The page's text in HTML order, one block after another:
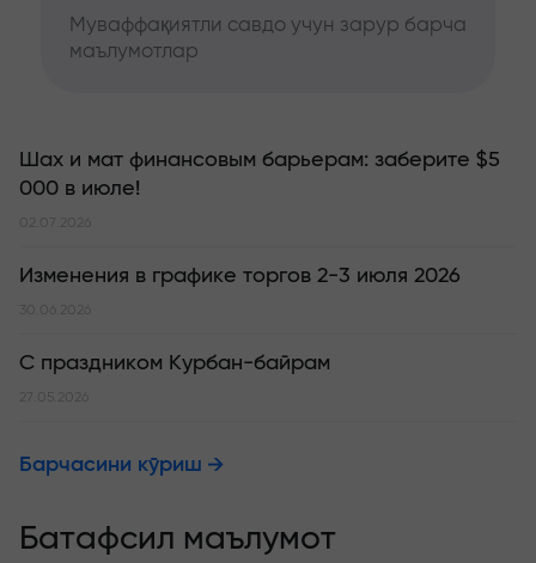
Муваффақиятли савдо учун зарур барча
маълумотлар
Шах и мат финансовым барьерам: заберите $5
000 в июле!
02.07.2026
Изменения в графике торгов 2-3 июля 2026
30.06.2026
С праздником Курбан-байрам
27.05.2026
Барчасини кўриш
Батафсил маълумот